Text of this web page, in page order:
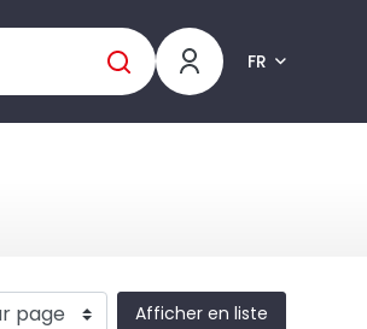
FR
Afficher en liste